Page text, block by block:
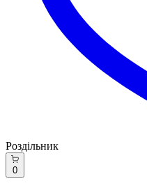
Роздільник
0